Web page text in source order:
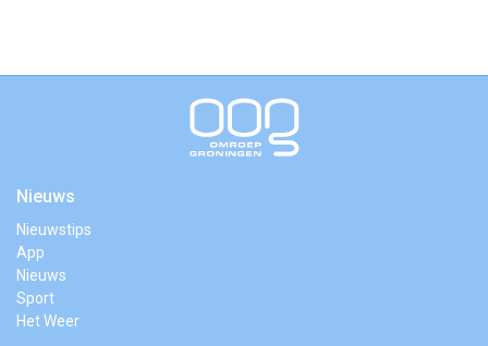
Nieuws
Nieuwstips
App
Nieuws
Sport
Het Weer